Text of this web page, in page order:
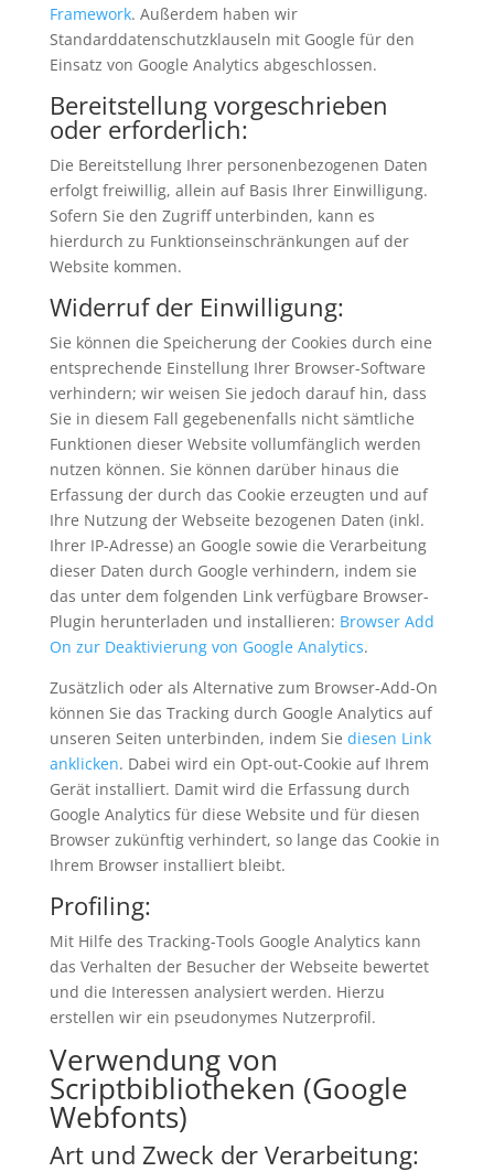
Framework. Außerdem haben wir
Standarddatenschutzklauseln mit Google für den
Einsatz von Google Analytics abgeschlossen.
Bereitstellung vorgeschrieben
oder erforderlich:
Die Bereitstellung Ihrer personenbezogenen Daten
erfolgt freiwillig, allein auf Basis Ihrer Einwilligung.
Sofern Sie den Zugriff unterbinden, kann es
hierdurch zu Funktionseinschränkungen auf der
Website kommen.
Widerruf der Einwilligung:
Sie können die Speicherung der Cookies durch eine
entsprechende Einstellung Ihrer Browser-Software
verhindern; wir weisen Sie jedoch darauf hin, dass
Sie in diesem Fall gegebenenfalls nicht sämtliche
Funktionen dieser Website vollumfänglich werden
nutzen können. Sie können darüber hinaus die
Erfassung der durch das Cookie erzeugten und auf
Ihre Nutzung der Webseite bezogenen Daten (inkl.
Ihrer IP-Adresse) an Google sowie die Verarbeitung
dieser Daten durch Google verhindern, indem sie
das unter dem folgenden Link verfügbare Browser-
Plugin herunterladen und installieren: Browser Add
On zur Deaktivierung von Google Analytics.
Zusätzlich oder als Alternative zum Browser-Add-On
können Sie das Tracking durch Google Analytics auf
unseren Seiten unterbinden, indem Sie diesen Link
anklicken. Dabei wird ein Opt-out-Cookie auf Ihrem
Gerät installiert. Damit wird die Erfassung durch
Google Analytics für diese Website und für diesen
Browser zukünftig verhindert, so lange das Cookie in
Ihrem Browser installiert bleibt.
Profiling:
Mit Hilfe des Tracking-Tools Google Analytics kann
das Verhalten der Besucher der Webseite bewertet
und die Interessen analysiert werden. Hierzu
erstellen wir ein pseudonymes Nutzerprofil.
Verwendung von
Scriptbibliotheken (Google
Webfonts)
Art und Zweck der Verarbeitung: